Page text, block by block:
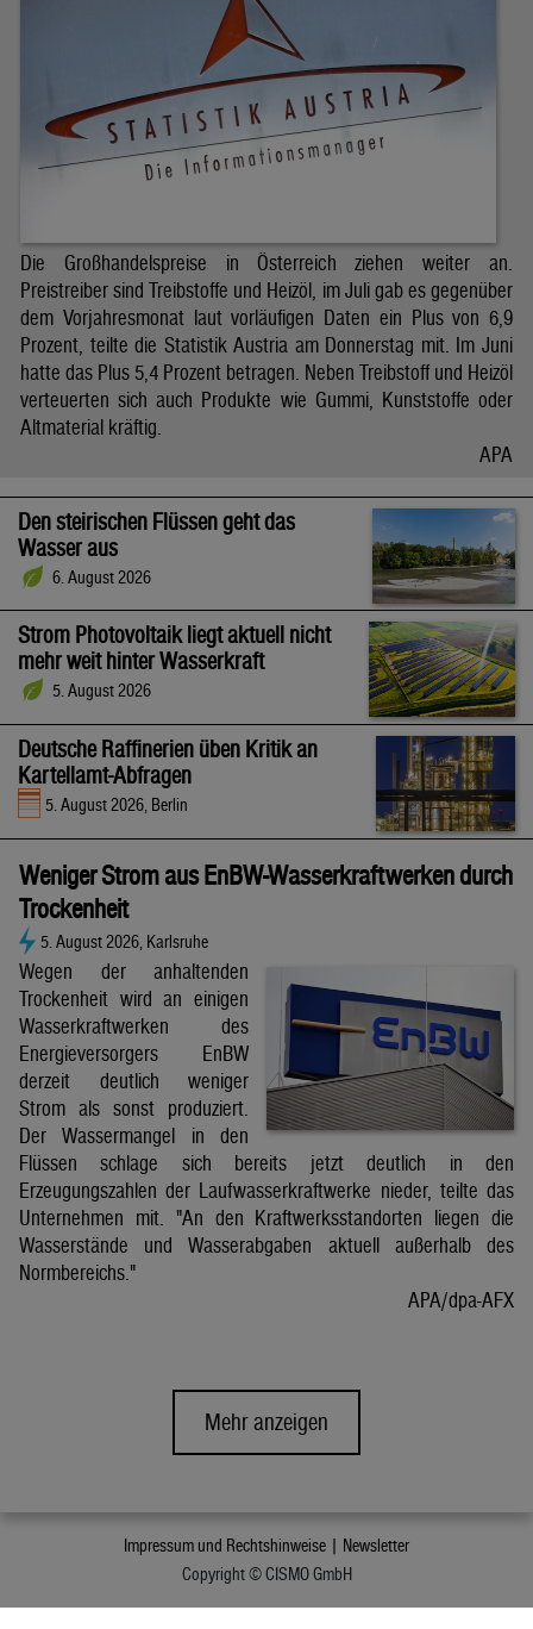
Die Großhandelspreise in Österreich ziehen weiter an.
Preistreiber sind Treibstoffe und Heizöl, im Juli gab es gegenüber
dem Vorjahresmonat laut vorläufigen Daten ein Plus von 6,9
Prozent, teilte die Statistik Austria am Donnerstag mit. Im Juni
hatte das Plus 5,4 Prozent betragen. Neben Treibstoff und Heizöl
verteuerten sich auch Produkte wie Gummi, Kunststoffe oder
Altmaterial kräftig.
APA
Den steirischen Flüssen geht das
Wasser aus
6. August 2026
Strom Photovoltaik liegt aktuell nicht
mehr weit hinter Wasserkraft
5. August 2026
Deutsche Raffinerien üben Kritik an
Kartellamt-Abfragen
5. August 2026, Berlin
Weniger Strom aus EnBW-Wasserkraftwerken durch
Trockenheit
5. August 2026, Karlsruhe
Wegen der anhaltenden
Trockenheit wird an einigen
Wasserkraftwerken des
Energieversorgers EnBW
derzeit deutlich weniger
Strom als sonst produziert.
Der Wassermangel in den
Flüssen schlage sich bereits jetzt deutlich in den
Erzeugungszahlen der Laufwasserkraftwerke nieder, teilte das
Unternehmen mit. "An den Kraftwerksstandorten liegen die
Wasserstände und Wasserabgaben aktuell außerhalb des
Normbereichs."
APA/dpa-AFX
Mehr anzeigen
Impressum und Rechtshinweise | Newsletter
Copyright © CISMO GmbH